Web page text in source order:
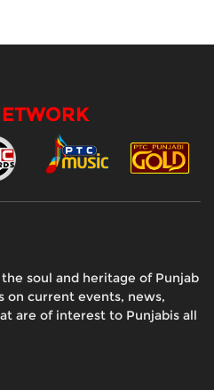
soul and heritage of Punjab
on current events, news,
are of interest to Punjabis all